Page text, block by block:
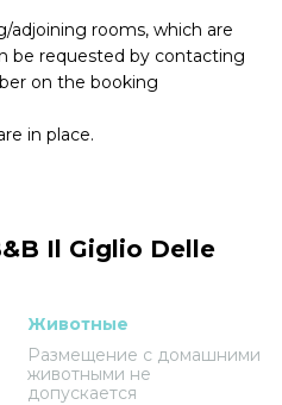
adjoining rooms, which are
be requested by contacting
on the booking
in place.
Il Giglio Delle
Животные
Размещение с домашними
животными не
допускается